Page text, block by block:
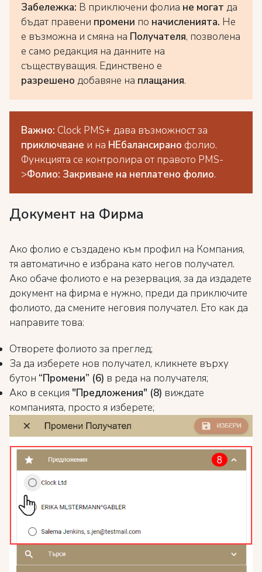
Забележка: В приключени фолиа не могат да
бъдат правени промени по начисленията. Не
е възможна и смяна на Получателя, позволена
е само редакция на данните на
съществуващия. Единствено е
разрешено добавяне на плащания.
Важно: Clock PMS+ дава възможност за
приключване и на НЕбалансирано фолио.
Функцията се контролира от правото PMS-
>Фолио: Закриване на неплатено фолио.
Документ на Фирма
Ако фолио е създадено към профил на Компания,
тя автоматично е избрана като негов получател.
Ако обаче фолиото е на резервация, за да издадете
документ на фирма е нужно, преди да приключите
фолиото, да смените неговия получател. Ето как да
направите това:
Отворете фолиото за преглед;
За да изберете нов получател, кликнете върху
бутон “Промени” (6) в реда на получателя;
Ако в секция "Предложения" (8) виждате
компанията, просто я изберете;